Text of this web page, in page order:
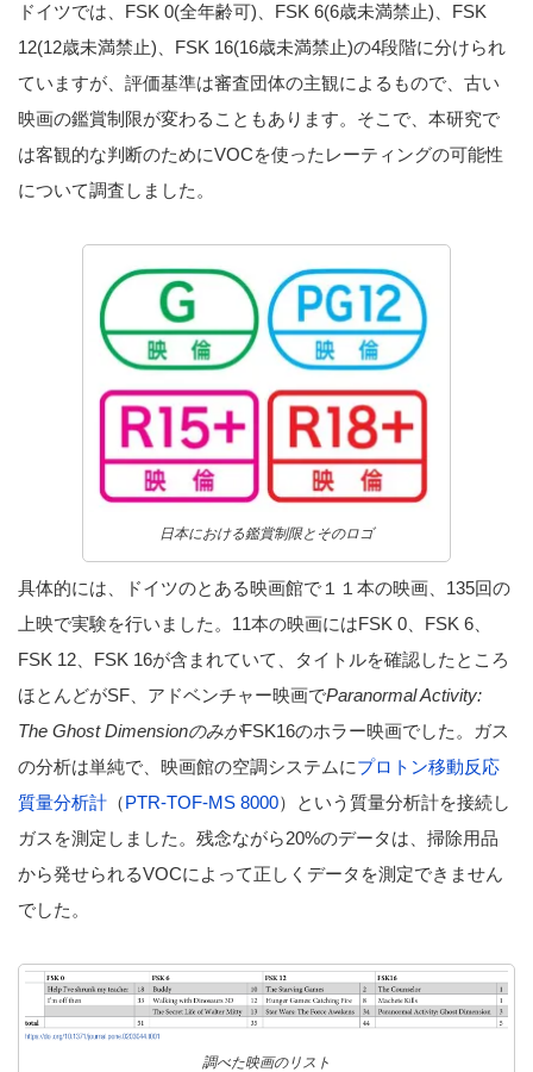
ドイツでは、FSK 0(全年齢可)、FSK 6(6歳未満禁止)、FSK
12(12歳未満禁止)、FSK 16(16歳未満禁止)の4段階に分けられ
ていますが、評価基準は審査団体の主観によるもので、古い
映画の鑑賞制限が変わることもあります。そこで、本研究で
は客観的な判断のためにVOCを使ったレーティングの可能性
について調査しました。
日本における鑑賞制限とそのロゴ
具体的には、ドイツのとある映画館で１１本の映画、135回の
上映で実験を行いました。11本の映画にはFSK 0、FSK 6、
FSK 12、FSK 16が含まれていて、タイトルを確認したところ
ほとんどがSF、アドベンチャー映画でParanormal Activity:
The Ghost DimensionのみがFSK16のホラー映画でした。ガス
の分析は単純で、映画館の空調システムにプロトン移動反応
質量分析計 （PTR-TOF-MS 8000）という質量分析計を接続し
ガスを測定しました。残念ながら20%のデータは、掃除用品
から発せられるVOCによって正しくデータを測定できません
でした。
調べた映画のリスト